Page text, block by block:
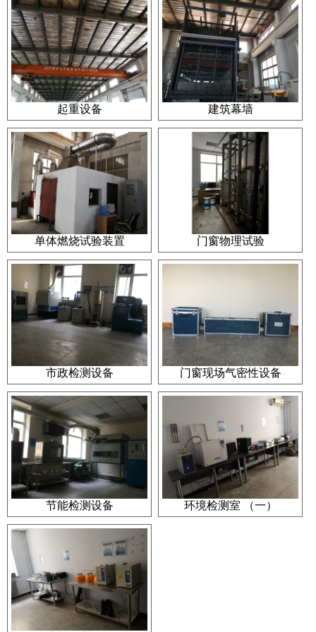
起重设备 建筑幕墙
单体燃烧试验装置 门窗物理试验
市政检测设备 门窗现场气密性设备
节能检测设备 环境检测室 （一）